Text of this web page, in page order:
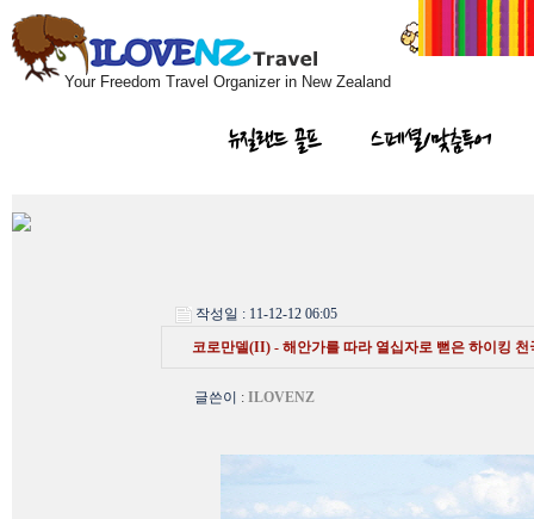
Your Freedom Travel Organizer in New Zealand
뉴질랜드 골프 스페셜/맞춤투어
작성일 : 11-12-12 06:05
코로만델(II) - 해안가를 따라 열십자로 뻗은 하이킹 천
글쓴이 : ILOVENZ